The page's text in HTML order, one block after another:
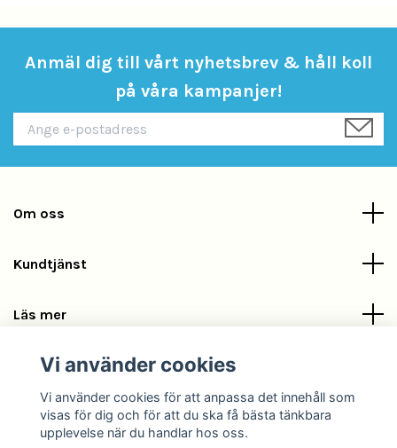
Anmäl dig till vårt nyhetsbrev & håll koll
på våra kampanjer!
Om oss
Kundtjänst
Läs mer
Sociala medier
Vi använder cookies
Vi använder cookies för att anpassa det innehåll som
visas för dig och för att du ska få bästa tänkbara
upplevelse när du handlar hos oss.